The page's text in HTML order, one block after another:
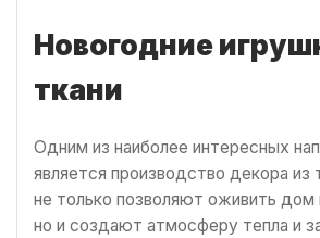
Новогодние
ткани
Одним из наиболее интересных
является производство декора из
не только позволяют оживить дом
но и создают атмосферу тепла и